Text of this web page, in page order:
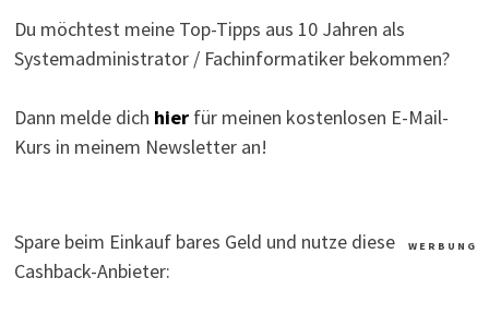
Du möchtest meine Top-Tipps aus 10 Jahren als
Systemadministrator / Fachinformatiker bekommen?
Dann melde dich hierfür meinen kostenlosen E-Mail-
Kurs in meinem Newsletter an!
W E R B U N G
Spare beim Einkauf bares Geld und nutze diese
Cashback-Anbieter: